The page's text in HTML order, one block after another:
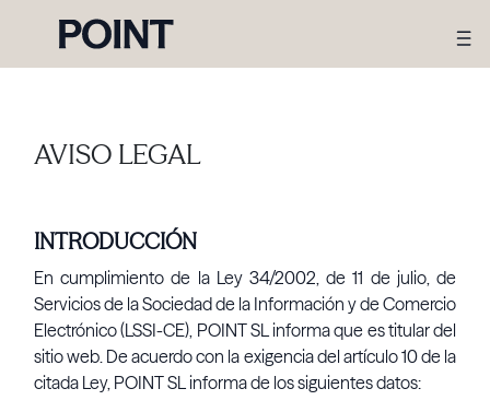
AVISO LEGAL
INTRODUCCIÓN
En cumplimiento de la Ley 34/2002, de 11 de julio, de
Servicios de la Sociedad de la Información y de Comercio
Electrónico (LSSI-CE), POINT SL informa que es titular del
sitio web. De acuerdo con la exigencia del artículo 10 de la
citada Ley, POINT SL informa de los siguientes datos: